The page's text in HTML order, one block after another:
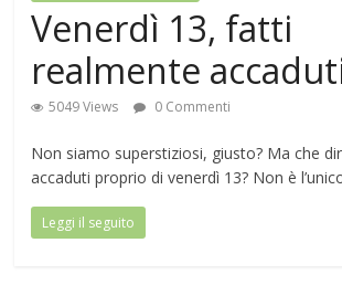
Venerdì 13, fatti
realmente
5049 Views 0 Commenti
Non siamo superstiziosi, giusto? Ma che
accaduti proprio di venerdì 13? Non è
Leggi il seguito